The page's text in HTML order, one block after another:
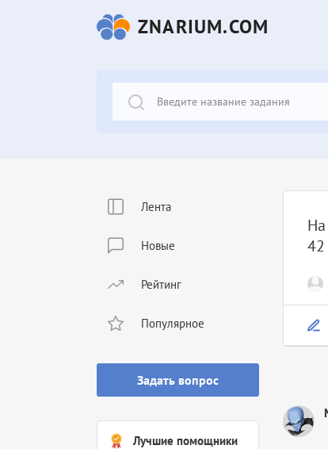
ZNARIUM.COM
Лента
Новые
Рейтинг
Популярное
Задать вопрос
Лучшие помощники
42